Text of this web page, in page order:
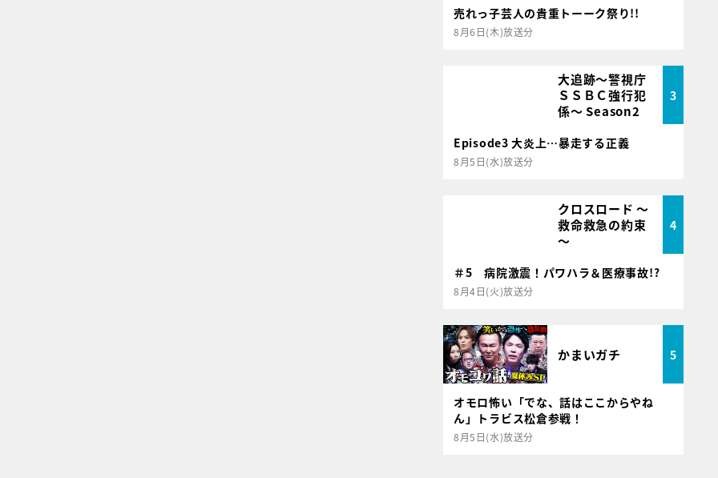
売れっ子芸人の貴重トーーク祭り!!
8月6日(木)放送分
大追跡～警視庁
ＳＳＢＣ強行犯
係～ Season2
3
Episode3 大炎上…暴走する正義
8月5日(水)放送分
クロスロード ～
救命救急の約束
～
4
＃5 病院激震！パワハラ＆医療事故!?
8月4日(火)放送分
かまいガチ 5
オモロ怖い「でな、話はここからやね
ん」トラビス松倉参戦！
8月5日(水)放送分